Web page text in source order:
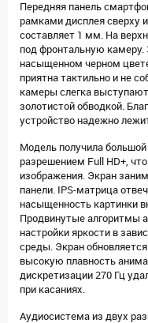
Передняя панель
рамками дисплея сверху
составляет 1 мм. На
под фронтальную камеру.
насыщенном черном
приятна тактильно и не
камеры слегка
золотистой обводкой.
устройство надежно
Модель получила
разрешением Full HD+,
изображения. Экран
панели. IPS-матрица
насыщенность картинки
Продвинутые алгоритмы
настройки яркости в
среды. Экран
высокую плавность
дискретизации 270 Гц
при касаниях.
Аудиосистема из двух